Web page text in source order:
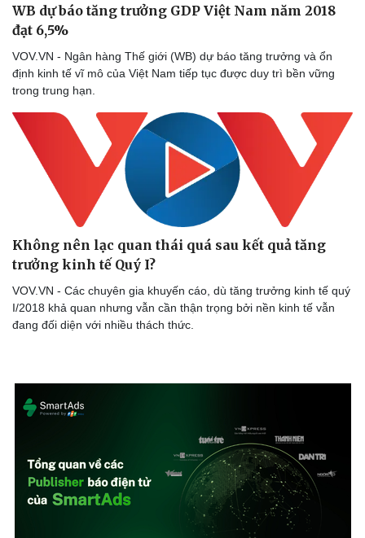
Dinh dưỡng - món ngon
Cây thuốc
Sản phụ khoa
Nhi khoa
Nam khoa
Phòng mạch online
Ăn sạch sống khỏe
Nhà đẹp
Tình yêu - Gia đình
WB dự báo tăng trưởng GDP Việt Nam năm 2018
đạt 6,5%
VOV.VN - Ngân hàng Thế giới (WB) dự báo tăng trưởng và ổn
định kinh tế vĩ mô của Việt Nam tiếp tục được duy trì bền vững
trong trung hạn.
Không nên lạc quan thái quá sau kết quả tăng
trưởng kinh tế Quý I?
VOV.VN - Các chuyên gia khuyến cáo, dù tăng trưởng kinh tế quý
I/2018 khả quan nhưng vẫn cần thận trọng bởi nền kinh tế vẫn
đang đối diện với nhiều thách thức.